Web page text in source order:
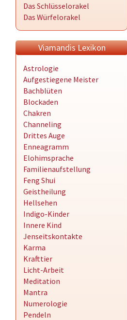
Das Schlüsselorakel
Das Würfelorakel
Viamandis Lexikon
Astrologie
Aufgestiegene Meister
Bachblüten
Blockaden
Chakren
Channeling
Drittes Auge
Enneagramm
Elohimsprache
Familienaufstellung
Feng Shui
Geistheilung
Hellsehen
Indigo-Kinder
Innere Kind
Jenseitskontakte
Karma
Krafttier
Licht-Arbeit
Meditation
Mantra
Numerologie
Pendeln